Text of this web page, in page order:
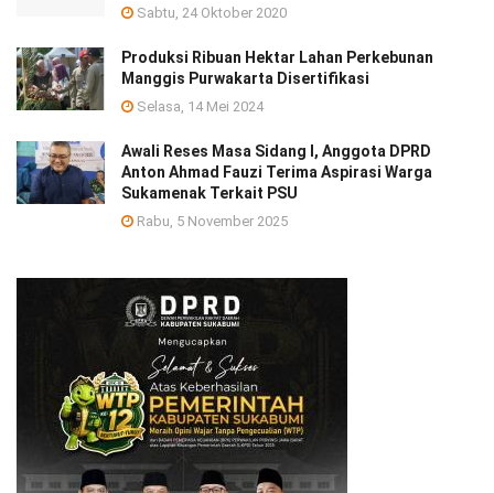
Sabtu, 24 Oktober 2020
Produksi Ribuan Hektar Lahan Perkebunan
Manggis Purwakarta Disertifikasi
Selasa, 14 Mei 2024
Awali Reses Masa Sidang I, Anggota DPRD
Anton Ahmad Fauzi Terima Aspirasi Warga
Sukamenak Terkait PSU
Rabu, 5 November 2025